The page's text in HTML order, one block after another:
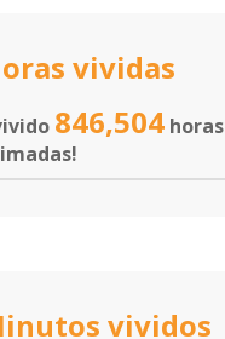
vividas
846,504 horas
vividos